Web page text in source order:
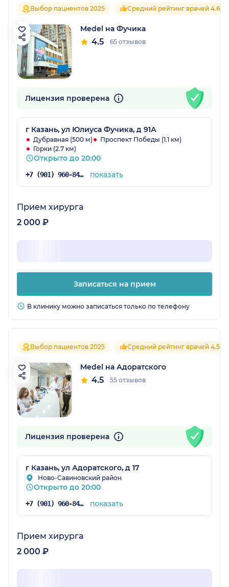
Выбор пациентов 2025 Средний рейтинг врачей 4.6
Medel на Фучика
4.5 65 отзывов
Лицензия проверена
г Казань, ул Юлиуса Фучика, д 91А
Дубравная (500 м)
Проспект Победы (1.1 км)
Горки (2.7 км)
Открыто до 20:00
+7 (901) 960-84-71 показать
Прием хирурга
2 000 ₽
Записаться на прием
В клинику можно записаться только по телефону
Выбор пациентов 2025 Средний рейтинг врачей 4.5
Medel на Адоратского
4.5 55 отзывов
Лицензия проверена
г Казань, ул Адоратского, д 17
Ново-Савиновский район
Открыто до 20:00
+7 (901) 960-84-71 показать
Прием хирурга
2 000 ₽